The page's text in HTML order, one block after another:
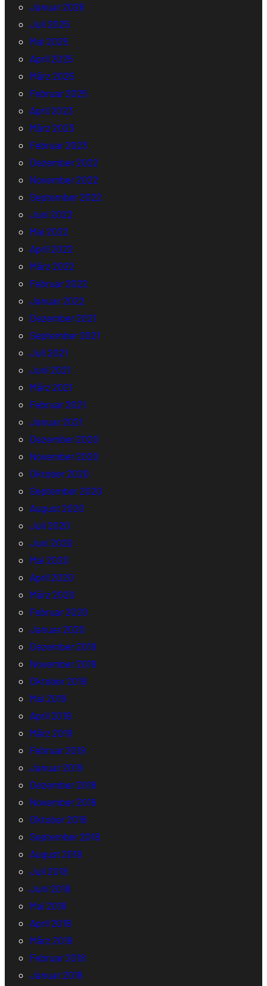
Januar 2026
Juli 2025
Mai 2025
April 2025
März 2025
Februar 2025
April 2023
März 2023
Februar 2023
Dezember 2022
November 2022
September 2022
Juni 2022
Mai 2022
April 2022
März 2022
Februar 2022
Januar 2022
Dezember 2021
September 2021
Juli 2021
Juni 2021
März 2021
Februar 2021
Januar 2021
Dezember 2020
November 2020
Oktober 2020
September 2020
August 2020
Juli 2020
Juni 2020
Mai 2020
April 2020
März 2020
Februar 2020
Januar 2020
Dezember 2019
November 2019
Oktober 2019
Mai 2019
April 2019
März 2019
Februar 2019
Januar 2019
Dezember 2018
November 2018
Oktober 2018
September 2018
August 2018
Juli 2018
Juni 2018
Mai 2018
April 2018
März 2018
Februar 2018
Januar 2018